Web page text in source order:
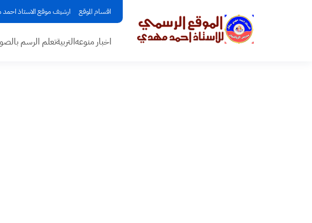
اقسام الموقع ارشيف موقع الاستاذ
اخبار منوعهالتربيةتعلم الرسم